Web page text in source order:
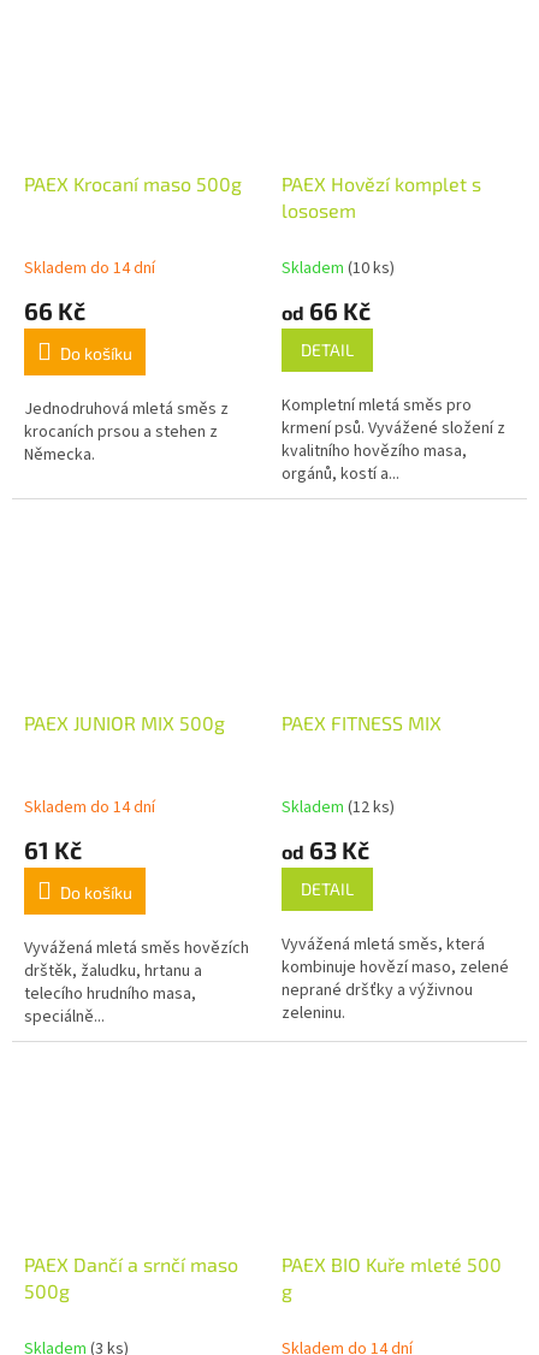
PAEX Krocaní maso 500g
Skladem do 14 dní
66 Kč
Do košíku
Jednodruhová mletá směs z
krocaních prsou a stehen z
Německa.
PAEX Hovězí komplet s
lososem
Skladem (10 ks)
od 66 Kč
DETAIL
Kompletní mletá směs pro
krmení psů. Vyvážené složení z
kvalitního hovězího masa,
orgánů, kostí a...
PAEX JUNIOR MIX 500g
Skladem do 14 dní
61 Kč
Do košíku
Vyvážená mletá směs hovězích
drštěk, žaludku, hrtanu a
telecího hrudního masa,
speciálně...
PAEX FITNESS MIX
Skladem (12 ks)
od 63 Kč
DETAIL
Vyvážená mletá směs, která
kombinuje hovězí maso, zelené
neprané dršťky a výživnou
zeleninu.
PAEX Dančí a srnčí maso
500g
Skladem (3 ks)
PAEX BIO Kuře mleté 500
g
Skladem do 14 dní